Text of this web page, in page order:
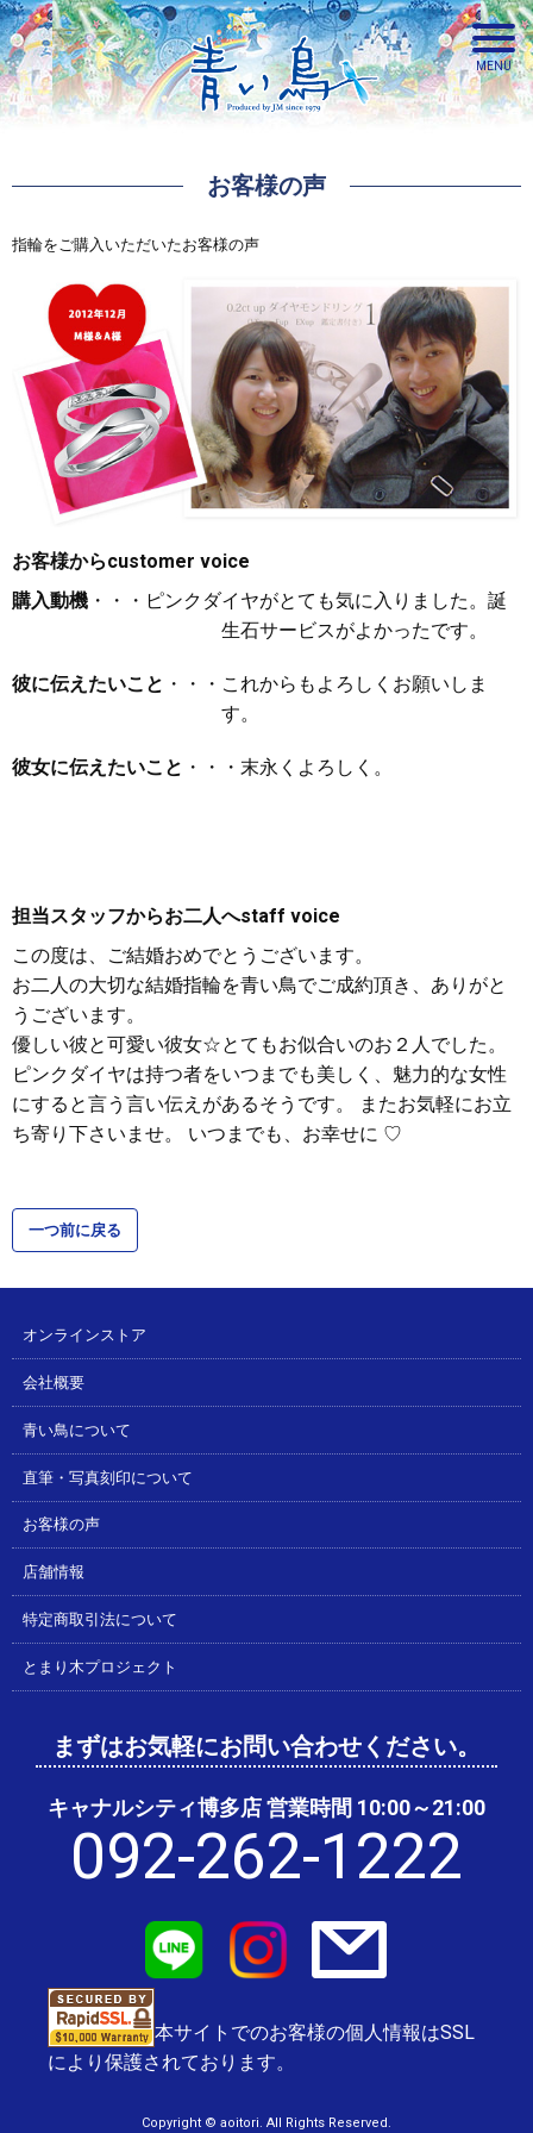
お客様の声
指輪をご購入いただいたお客様の声
お客様からcustomer voice
購入動機 ・・・ピンクダイヤがとても気に入りました。誕
生石サービスがよかったです。
彼に伝えたいこと ・・・これからもよろしくお願いしま
す。
彼女に伝えたいこと ・・・末永くよろしく。
担当スタッフからお二人へstaff voice
この度は、ご結婚おめでとうございます。
お二人の大切な結婚指輪を青い鳥でご成約頂き、ありがと
うございます。
優しい彼と可愛い彼女☆とてもお似合いのお２人でした。
ピンクダイヤは持つ者をいつまでも美しく、魅力的な女性
にすると言う言い伝えがあるそうです。 またお気軽にお立
ち寄り下さいませ。 いつまでも、お幸せに ♡
一つ前に戻る
オンラインストア
会社概要
青い鳥について
直筆・写真刻印について
お客様の声
店舗情報
特定商取引法について
とまり木プロジェクト
まずはお気軽にお問い合わせください。
キャナルシティ博多店 営業時間 10:00～21:00
092-262-1222
本サイトでのお客様の個人情報はSSL
により保護されております。
Copyright © aoitori. All Rights Reserved.